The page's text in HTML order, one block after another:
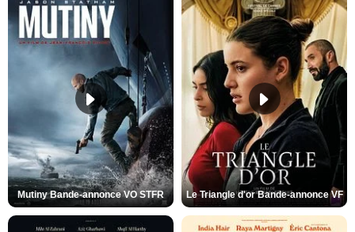
Mutiny Bande-annonce VO STFR Le Triangle d'or Bande-annonce VF